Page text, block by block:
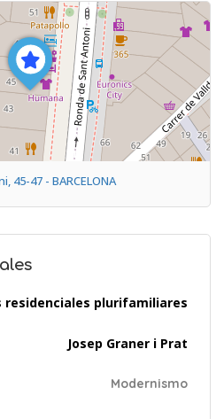
45-47 - BARCELONA
residenciales plurifamiliares
Josep Graner i Prat
Modernismo